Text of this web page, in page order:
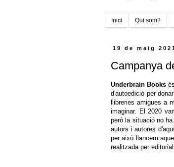
Inici Qui som?
19 de maig
Campanya
Underbrain Books
d'autoedició per
llibreries amigues a
imaginar. El 2020
però la situació no
autors i autores
per això llancem
realitzada per